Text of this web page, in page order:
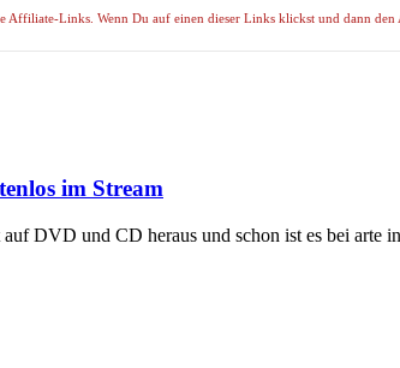
Affiliate-Links. Wenn Du auf einen dieser Links klickst und dann
im Stream
DVD und CD heraus und schon ist es bei arte